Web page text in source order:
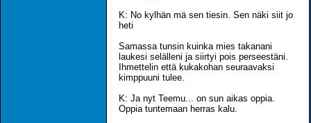
K: No kylhän mä sen tiesin. Sen näki siit jo
heti
Samassa tunsin kuinka mies takanani
laukesi selälleni ja siirtyi pois perseestäni.
Ihmettelin että kukakohan seuraavaksi
kimppuuni tulee.
K: Ja nyt Teemu... on sun aikas oppia.
Oppia tuntemaan herras kalu.